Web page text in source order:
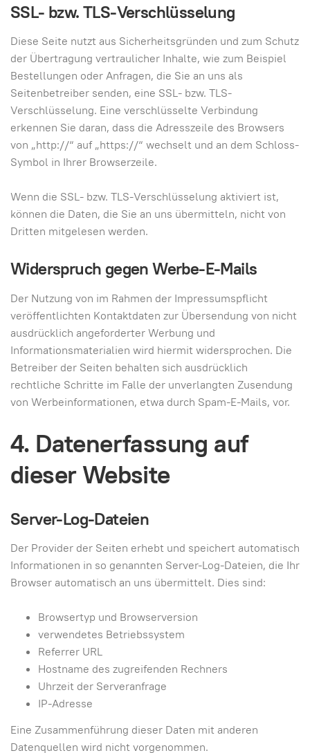
SSL- bzw. TLS-Verschlüsselung
Diese Seite nutzt aus Sicherheitsgründen und zum Schutz
der Übertragung vertraulicher Inhalte, wie zum Beispiel
Bestellungen oder Anfragen, die Sie an uns als
Seitenbetreiber senden, eine SSL- bzw. TLS-
Verschlüsselung. Eine verschlüsselte Verbindung
erkennen Sie daran, dass die Adresszeile des Browsers
von „http://“ auf „https://“ wechselt und an dem Schloss-
Symbol in Ihrer Browserzeile.
Wenn die SSL- bzw. TLS-Verschlüsselung aktiviert ist,
können die Daten, die Sie an uns übermitteln, nicht von
Dritten mitgelesen werden.
Widerspruch gegen Werbe-E-Mails
Der Nutzung von im Rahmen der Impressumspflicht
veröffentlichten Kontaktdaten zur Übersendung von nicht
ausdrücklich angeforderter Werbung und
Informationsmaterialien wird hiermit widersprochen. Die
Betreiber der Seiten behalten sich ausdrücklich
rechtliche Schritte im Falle der unverlangten Zusendung
von Werbeinformationen, etwa durch Spam-E-Mails, vor.
4. Datenerfassung auf
dieser Website
Server-Log-Dateien
Der Provider der Seiten erhebt und speichert automatisch
Informationen in so genannten Server-Log-Dateien, die Ihr
Browser automatisch an uns übermittelt. Dies sind:
Browsertyp und Browserversion
verwendetes Betriebssystem
Referrer URL
Hostname des zugreifenden Rechners
Uhrzeit der Serveranfrage
IP-Adresse
Eine Zusammenführung dieser Daten mit anderen
Datenquellen wird nicht vorgenommen.